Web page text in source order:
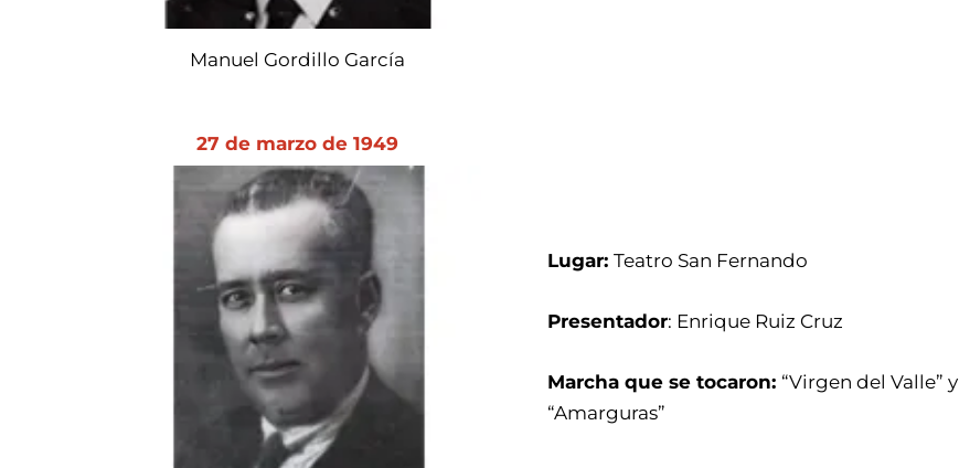
Manuel Gordillo García
27 de marzo de 1949
Lugar: Teatro San Fernando
Presentador: Enrique Ruiz Cruz
Marcha que se tocaron: “Virgen del Valle” y
“Amarguras”